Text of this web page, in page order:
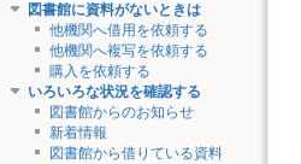
図書館に資料がないときは
他機関へ借用を依頼する
他機関へ複写を依頼する
購入を依頼する
いろいろな状況を確認する
図書館からのお知らせ
新着情報
図書館から借りている資料